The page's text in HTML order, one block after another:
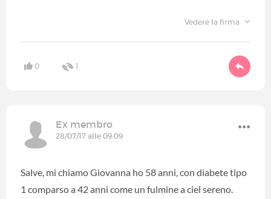
Vedere la firma
0 1
Ex membro
28/07/17 alle 09:09
Salve, mi chiamo Giovanna ho 58 anni, con diabete tipo
1 comparso a 42 anni come un fulmine a ciel sereno.